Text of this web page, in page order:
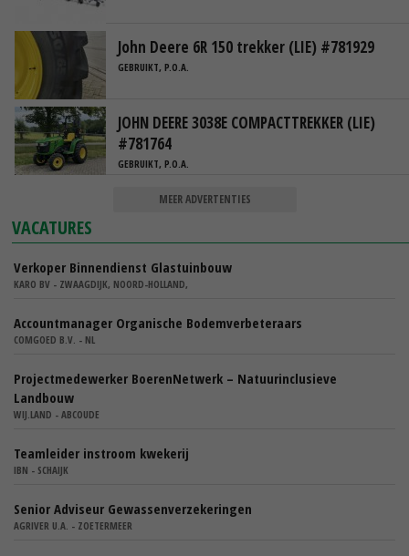
John Deere 6R 150 trekker (LIE) #781929
GEBRUIKT, P.O.A.
JOHN DEERE 3038E COMPACTTREKKER (LIE)
#781764
GEBRUIKT, P.O.A.
MEER ADVERTENTIES
VACATURES
Verkoper Binnendienst Glastuinbouw
KARO BV - ZWAAGDIJK, NOORD-HOLLAND,
Accountmanager Organische Bodemverbeteraars
COMGOED B.V. - NL
Projectmedewerker BoerenNetwerk – Natuurinclusieve
Landbouw
WIJ.LAND - ABCOUDE
Teamleider instroom kwekerij
IBN - SCHAIJK
Senior Adviseur Gewassenverzekeringen
AGRIVER U.A. - ZOETERMEER